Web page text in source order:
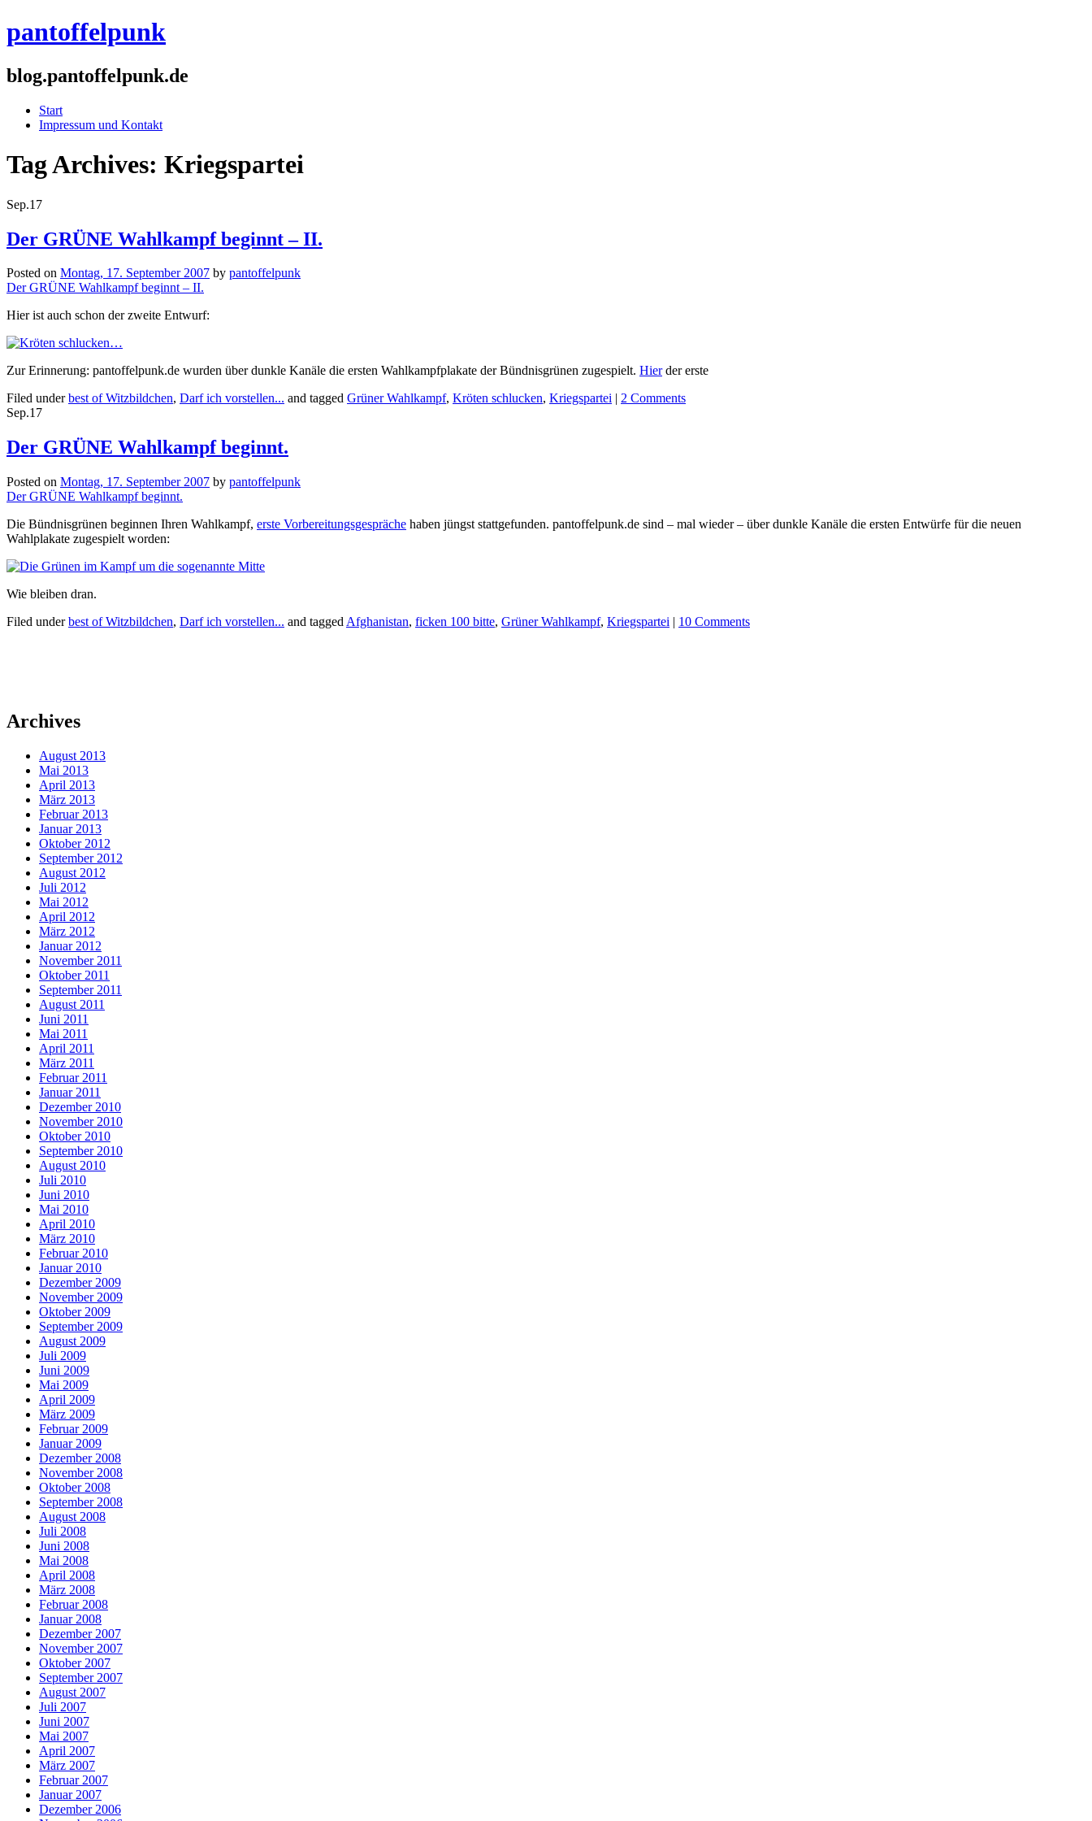
pantoffelpunk
blog.pantoffelpunk.de
Start
Impressum und Kontakt
Tag Archives: Kriegspartei
Sep.17
Der GRÜNE Wahlkampf beginnt – II.
Posted on Montag, 17. September 2007 by pantoffelpunk
Der GRÜNE Wahlkampf beginnt – II.
Hier ist auch schon der zweite Entwurf:
Zur Erinnerung: pantoffelpunk.de wurden über dunkle Kanäle die ersten Wahlkampfplakate der Bündnisgrünen zugespielt. Hierder erste
Filed underbest of Witzbildchen, Darf ich vorstellen... and tagged Grüner Wahlkampf, Kröten schlucken, Kriegspartei
2 Comments
Sep.17
Der GRÜNE Wahlkampf beginnt.
Posted on Montag, 17. September 2007 by pantoffelpunk
Der GRÜNE Wahlkampf beginnt.
Die Bündnisgrünen beginnen Ihren Wahlkampf, erste Vorbereitungsgespräche haben jüngst stattgefunden. pantoffelpunk.de sind – mal wieder – über dunkle Kanäle die ersten Entwürfe für die neuen
Wahlplakate zugespielt worden:
Wie bleiben dran.
Filed underbest of Witzbildchen, Darf ich vorstellen... and tagged Afghanistan, ficken 100 bitte, Grüner Wahlkampf, Kriegspartei | 10 Comments
Archives
August 2013
Mai 2013
April 2013
März 2013
Februar 2013
Januar 2013
Oktober 2012
September 2012
August 2012
Juli 2012
Mai 2012
April 2012
März 2012
Januar 2012
November 2011
Oktober 2011
September 2011
August 2011
Juni 2011
Mai 2011
April 2011
März 2011
Februar 2011
Januar 2011
Dezember 2010
November 2010
Oktober 2010
September 2010
August 2010
Juli 2010
Juni 2010
Mai 2010
April 2010
März 2010
Februar 2010
Januar 2010
Dezember 2009
November 2009
Oktober 2009
September 2009
August 2009
Juli 2009
Juni 2009
Mai 2009
April 2009
März 2009
Februar 2009
Januar 2009
Dezember 2008
November 2008
Oktober 2008
September 2008
August 2008
Juli 2008
Juni 2008
Mai 2008
April 2008
März 2008
Februar 2008
Januar 2008
Dezember 2007
November 2007
Oktober 2007
September 2007
August 2007
Juli 2007
Juni 2007
Mai 2007
April 2007
März 2007
Februar 2007
Januar 2007
Dezember 2006